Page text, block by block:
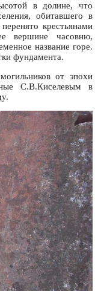
в долине, что
обитавшего в
крестьянами
вершине часовню,
название горе.
фундамента.
от эпохи
С.В.Киселевым в